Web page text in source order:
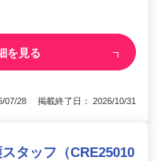
を見る
07/28 掲載終了日： 2026/10/31
タッフ（CRE25010